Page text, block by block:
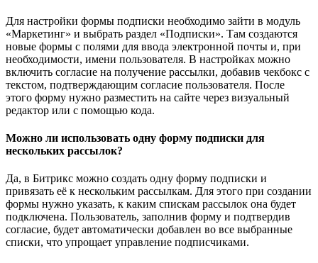
Для настройки формы подписки необходимо зайти в модуль
«Маркетинг» и выбрать раздел «Подписки». Там создаются
новые формы с полями для ввода электронной почты и, при
необходимости, имени пользователя. В настройках можно
включить согласие на получение рассылки, добавив чекбокс с
текстом, подтверждающим согласие пользователя. После
этого форму нужно разместить на сайте через визуальный
редактор или с помощью кода.
Можно ли использовать одну форму подписки для
нескольких рассылок?
Да, в Битрикс можно создать одну форму подписки и
привязать её к нескольким рассылкам. Для этого при создании
формы нужно указать, к каким спискам рассылок она будет
подключена. Пользователь, заполнив форму и подтвердив
согласие, будет автоматически добавлен во все выбранные
списки, что упрощает управление подписчиками.